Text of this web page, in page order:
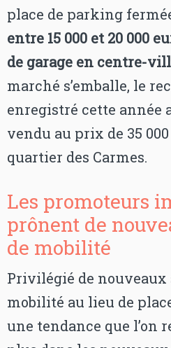
place de parking
entre 15 000 et 20 000
de garage en centre-
marché s’emballe, le
enregistré cette année
vendu au prix de 35
quartier des Carmes.
Les promoteurs
prônent de
de mobilité
Privilégié de nouveaux
mobilité au lieu de
une tendance que l’on